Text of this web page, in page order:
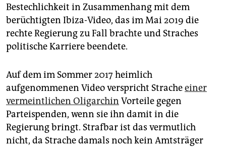
Bestechlichkeit in Zusammenhang mit dem
berüchtigten Ibiza-Video, das im Mai 2019 die
rechte Regierung zu Fall brachte und Straches
politische Karriere beendete.
Auf dem im Sommer 2017 heimlich
aufgenommenen Video verspricht Stracheeiner
vermeintlichen Oligarchin Vorteile gegen
Parteispenden, wenn sie ihn damit in die
Regierung bringt. Strafbar ist das vermutlich
nicht, da Strache damals noch kein Amtsträger